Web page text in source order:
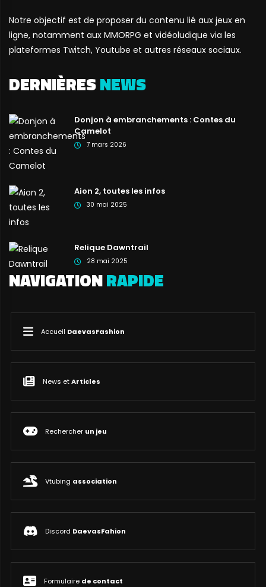
Notre objectif est de proposer du contenu lié aux jeux en
ligne, notamment aux MMORPG et vidéoludique via les
plateformes Twitch, Youtube et autres réseaux sociaux.
DERNIÈRESNEWS
Donjon à embranchements : Contes du
Camelot
7 mars 2026
Aion 2, toutes les infos
30 mai 2025
Relique Dawntrail
28 mai 2025
NAVIGATIONRAPIDE
Accueil DaevasFashion
News etArticles
Rechercher un jeu
Vtubing association
Discord DaevasFahion
Formulaire de contact